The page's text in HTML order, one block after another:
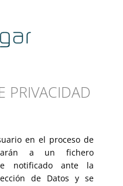
PRIVACIDAD
en el proceso de
a un fichero
notificado ante la
de Datos y se